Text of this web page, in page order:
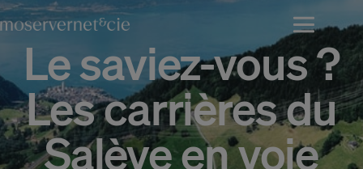
Le saviez-vous ?
Les carrières du
Salève en voie